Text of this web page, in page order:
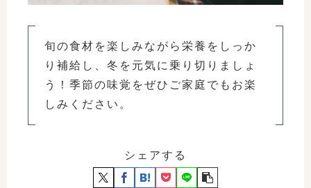
旬の食材を楽しみながら栄養をしっか
り補給し、冬を元気に乗り切りましょ
う！季節の味覚をぜひご家庭でもお楽
しみください。
シェアする